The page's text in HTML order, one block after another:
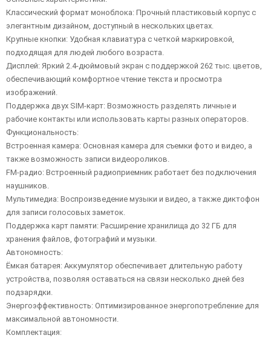
Классический формат моноблока: Прочный пластиковый корпус с
элегантным дизайном, доступный в нескольких цветах.
Крупные кнопки: Удобная клавиатура с четкой маркировкой,
подходящая для людей любого возраста.
Дисплей: Яркий 2.4-дюймовый экран с поддержкой 262 тыс. цветов,
обеспечивающий комфортное чтение текста и просмотра
изображений.
Поддержка двух SIM-карт: Возможность разделять личные и
рабочие контакты или использовать карты разных операторов.
Функциональность:
Встроенная камера: Основная камера для съемки фото и видео, а
также возможность записи видеороликов.
FM-радио: Встроенный радиоприемник работает без подключения
наушников.
Мультимедиа: Воспроизведение музыки и видео, а также диктофон
для записи голосовых заметок.
Поддержка карт памяти: Расширение хранилища до 32 ГБ для
хранения файлов, фотографий и музыки.
Автономность:
Ёмкая батарея: Аккумулятор обеспечивает длительную работу
устройства, позволяя оставаться на связи несколько дней без
подзарядки.
Энергоэффективность: Оптимизированное энергопотребление для
максимальной автономности.
Комплектация: